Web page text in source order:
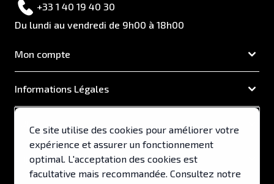
+33 1 40 19 40 30
Du lundi au vendredi de 9h00 à 18h00
Mon compte
Informations Légales
Support & Services
Ce site utilise des cookies pour améliorer votre
expérience et assurer un fonctionnement
optimal. L'acceptation des cookies est
facultative mais recommandée. Consultez notre